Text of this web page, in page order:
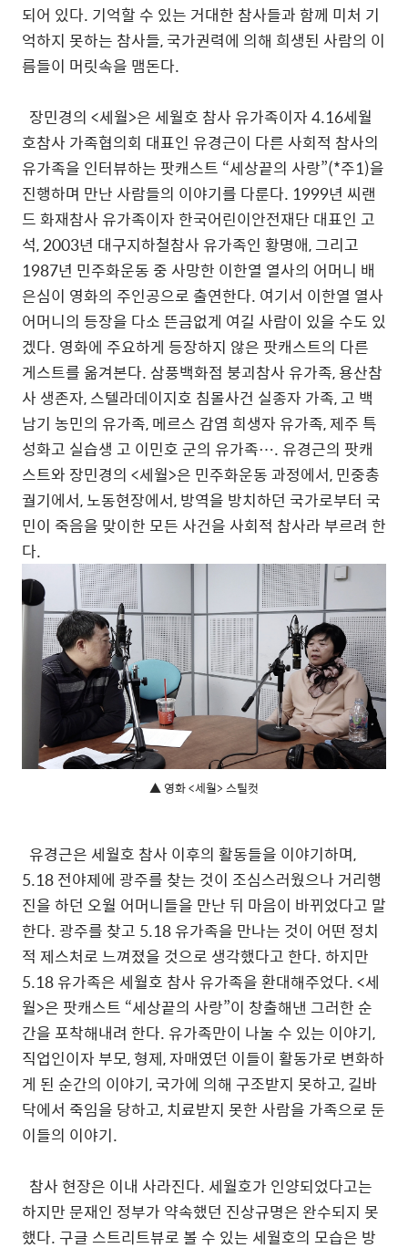
되어 있다. 기억할 수 있는 거대한 참사들과 함께 미처 기
억하지 못하는 참사들,국가권력에 의해 희생된 사람의 이
름들이 머릿속을 맴돈다.
장민경의 <세월>은 세월호 참사 유가족이자4.16세월
호참사 가족협의회 대표인 유경근이 다른 사회적 참사의
유가족을 인터뷰하는 팟캐스트 “세상끝의 사랑”(*주1)을
진행하며 만난 사람들의 이야기를 다룬다. 1999년 씨랜
드 화재참사 유가족이자 한국어린이안전재단 대표인 고
석, 2003년 대구지하철참사 유가족인 황명애,그리고
1987년 민주화운동 중 사망한 이한열 열사의 어머니 배
은심이 영화의 주인공으로 출연한다. 여기서 이한열 열사
어머니의 등장을 다소 뜬금없게 여길 사람이 있을 수도 있
겠다. 영화에 주요하게 등장하지 않은 팟캐스트의 다른
게스트를 옮겨본다. 삼풍백화점 붕괴참사 유가족,용산참
사 생존자,스텔라데이지호 침몰사건 실종자 가족,고 백
남기 농민의 유가족,메르스 감염 희생자 유가족,제주 특
성화고 실습생 고 이민호 군의 유가족…. 유경근의 팟캐
스트와 장민경의 <세월>은 민주화운동 과정에서,민중총
궐기에서,노동현장에서,방역을 방치하던 국가로부터 국
민이 죽음을 맞이한 모든 사건을 사회적 참사라 부르려 한
다.
▲ 영화 <세월> 스틸컷
유경근은 세월호 참사 이후의 활동들을 이야기하며,
5.18전야제에 광주를 찾는 것이 조심스러웠으나 거리행
진을 하던 오월 어머니들을 만난 뒤 마음이 바뀌었다고 말
한다.광주를 찾고 5.18유가족을 만나는 것이 어떤 정치
적 제스처로 느껴졌을 것으로 생각했다고 한다.하지만
5.18유가족은 세월호 참사 유가족을 환대해주었다. <세
월>은 팟캐스트 “세상끝의 사랑”이 창출해낸 그러한 순
간을 포착해내려 한다. 유가족만이 나눌 수 있는 이야기,
직업인이자 부모,형제,자매였던 이들이 활동가로 변화하
게 된 순간의 이야기,국가에 의해 구조받지 못하고,길바
닥에서 죽임을 당하고,치료받지 못한 사람을 가족으로 둔
이들의 이야기.
참사 현장은 이내 사라진다. 세월호가 인양되었다고는
하지만 문재인 정부가 약속했던 진상규명은 완수되지 못
했다. 구글 스트리트뷰로 볼 수 있는 세월호의 모습은 방